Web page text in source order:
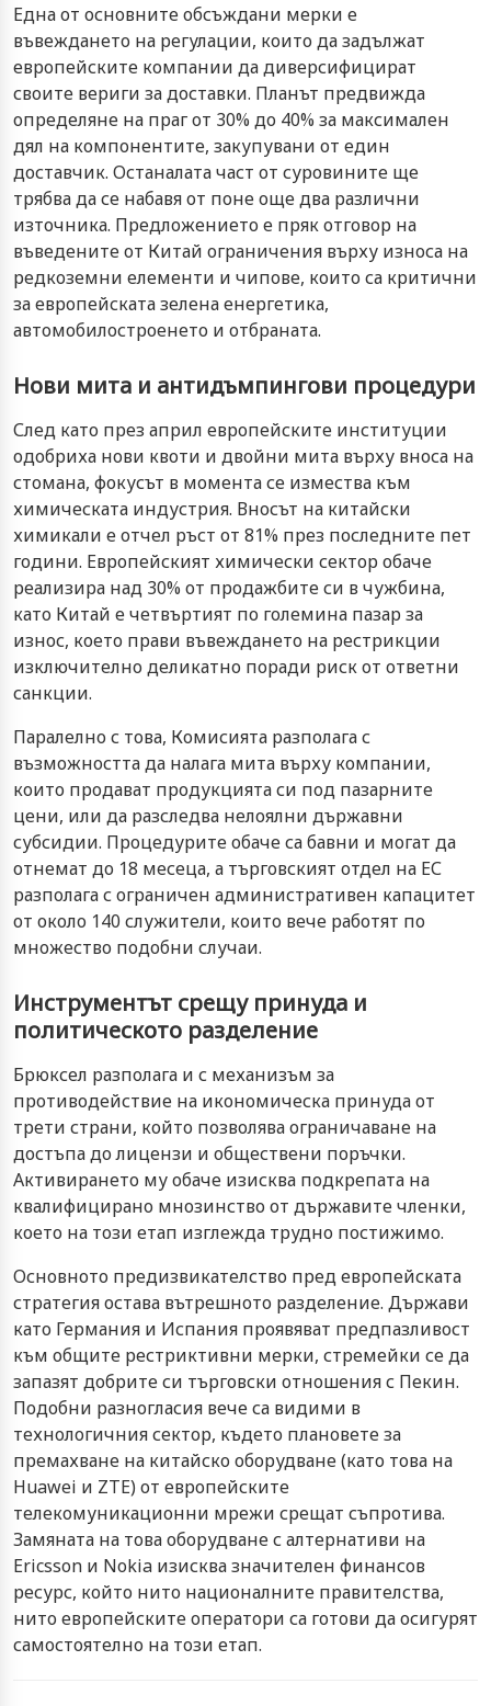
Една от основните обсъждани мерки е
въвеждането на регулации, които да задължат
европейските компании да диверсифицират
своите вериги за доставки. Планът предвижда
определяне на праг от 30% до 40% за максимален
дял на компонентите, закупувани от един
доставчик. Останалата част от суровините ще
трябва да се набавя от поне още два различни
източника. Предложението е пряк отговор на
въведените от Китай ограничения върху износа на
редкоземни елементи и чипове, които са критични
за европейската зелена енергетика,
автомобилостроенето и отбраната.
Нови мита и антидъмпингови процедури
След като през април европейските институции
одобриха нови квоти и двойни мита върху вноса на
стомана, фокусът в момента се измества към
химическата индустрия. Вносът на китайски
химикали е отчел ръст от 81% през последните пет
години. Европейският химически сектор обаче
реализира над 30% от продажбите си в чужбина,
като Китай е четвъртият по големина пазар за
износ, което прави въвеждането на рестрикции
изключително деликатно поради риск от ответни
санкции.
Паралелно с това, Комисията разполага с
възможността да налага мита върху компании,
които продават продукцията си под пазарните
цени, или да разследва нелоялни държавни
субсидии. Процедурите обаче са бавни и могат да
отнемат до 18 месеца, а търговският отдел на ЕС
разполага с ограничен административен капацитет
от около 140 служители, които вече работят по
множество подобни случаи.
Инструментът срещу принуда и
политическото разделение
Брюксел разполага и с механизъм за
противодействие на икономическа принуда от
трети страни, който позволява ограничаване на
достъпа до лицензи и обществени поръчки.
Активирането му обаче изисква подкрепата на
квалифицирано мнозинство от държавите членки,
което на този етап изглежда трудно постижимо.
Основното предизвикателство пред европейската
стратегия остава вътрешното разделение. Държави
като Германия и Испания проявяват предпазливост
към общите рестриктивни мерки, стремейки се да
запазят добрите си търговски отношения с Пекин.
Подобни разногласия вече са видими в
технологичния сектор, където плановете за
премахване на китайско оборудване (като това на
Huawei и ZTE) от европейските
телекомуникационни мрежи срещат съпротива.
Замяната на това оборудване с алтернативи на
Ericsson и Nokia изисква значителен финансов
ресурс, който нито националните правителства,
нито европейските оператори са готови да осигурят
самостоятелно на този етап.